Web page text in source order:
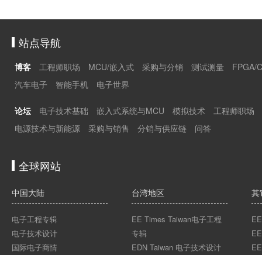
站点导航
博客 工程师职场 MCU/嵌入式 采购与分销 测试测量
FPGA/
汽车电子
智能手机 电子世界
论坛 电子技术基础 嵌入式系统与MCU 模拟技术
工程师职场
电源技术与新能源
采购与销售 分销与供应链 问答
全球网站
中国大陆
电子工程专辑
电子技术设计
国际电子商情
台湾地区
EE Times Taiwan电子工程
专辑
EDN Taiwan 电子技术设计
其